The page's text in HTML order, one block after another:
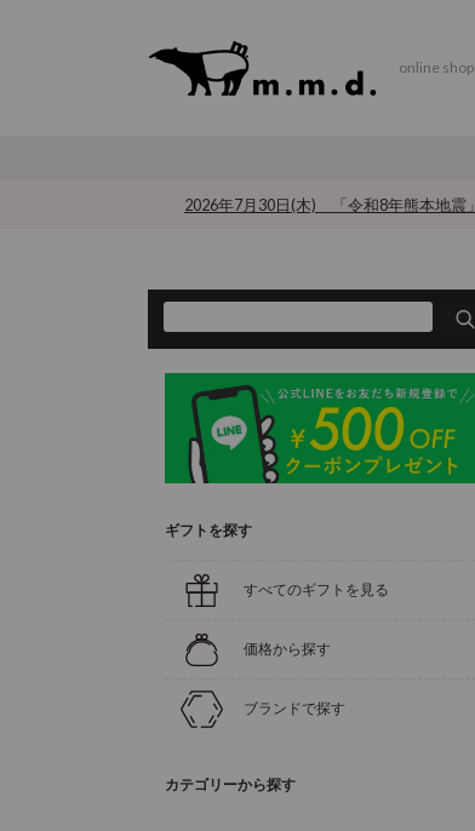
online shop
2026年7月30日(木) 「令和8年熊本地震
ギフトを探す
すべてのギフトを見る
価格から探す
ブランドで探す
カテゴリーから探す